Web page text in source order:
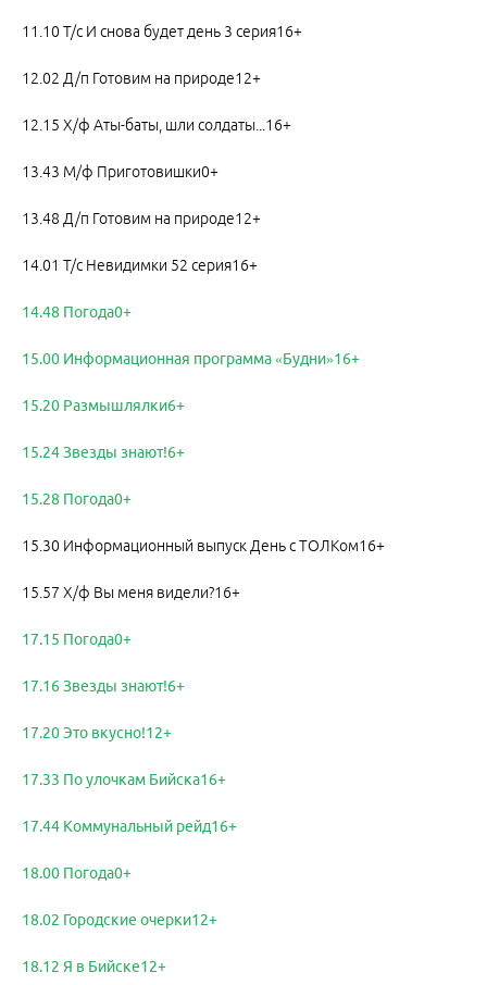
11.10 Т/с И снова будет день 3 серия16+
12.02 Д/п Готовим на природе12+
12.15 Х/ф Аты-баты, шли солдаты...16+
13.43 М/ф Приготовишки0+
13.48 Д/п Готовим на природе12+
14.01 Т/с Невидимки 52 серия16+
14.48 Погода0+
15.00 Информационная программа «Будни»16+
15.20 Размышлялки6+
15.24 Звезды знают!6+
15.28 Погода0+
15.30 Информационный выпуск День с ТОЛКом16+
15.57 Х/ф Вы меня видели?16+
17.15 Погода0+
17.16 Звезды знают!6+
17.20 Это вкусно!12+
17.33 По улочкам Бийска16+
17.44 Коммунальный рейд16+
18.00 Погода0+
18.02 Городские очерки12+
18.12 Я в Бийске12+